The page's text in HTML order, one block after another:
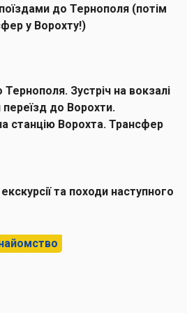
до Тернополя (потім
у Ворохту!)
Тернополя. Зустріч на вокзалі
до Ворохти.
станцію Ворохта. Трансфер
та походи наступного